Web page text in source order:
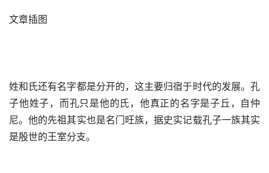
文章插图
姓和氏还有名字都是分开的，这主要归宿于时代的发展。孔
子他姓子，而孔只是他的氏，他真正的名字是子丘，自仲
尼。他的先祖其实也是名门旺族，据史实记载孔子一族其实
是殷世的王室分支。